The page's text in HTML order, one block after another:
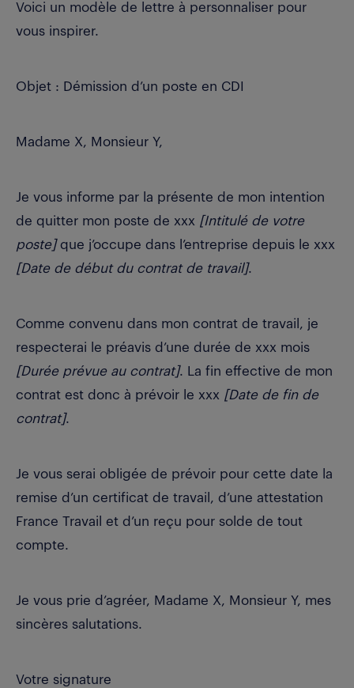
Voici un modèle de lettre à personnaliser pour
vous inspirer.
Objet : Démission d’un poste en CDI
Madame X, Monsieur Y,
Je vous informe par la présente de mon intention
de quitter mon poste de xxx [Intitulé de votre
poste]que j’occupe dans l’entreprise depuis le xxx
[Date de début du contrat de travail].
Comme convenu dans mon contrat de travail, je
respecterai le préavis d’une durée de xxx mois
[Durée prévue au contrat]. La fin effective de mon
contrat est donc à prévoir le xxx [Date de fin de
contrat].
Je vous serai obligée de prévoir pour cette date la
remise d’un certificat de travail, d’une attestation
France Travail et d’un reçu pour solde de tout
compte.
Je vous prie d’agréer, Madame X, Monsieur Y, mes
sincères salutations.
Votre signature